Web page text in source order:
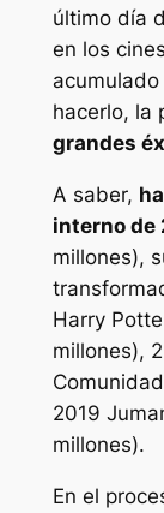
último día
en los
hacerlo, la
grandes
A saber,
interno de
millones),
Harry
millones),
2019
millones).
En el